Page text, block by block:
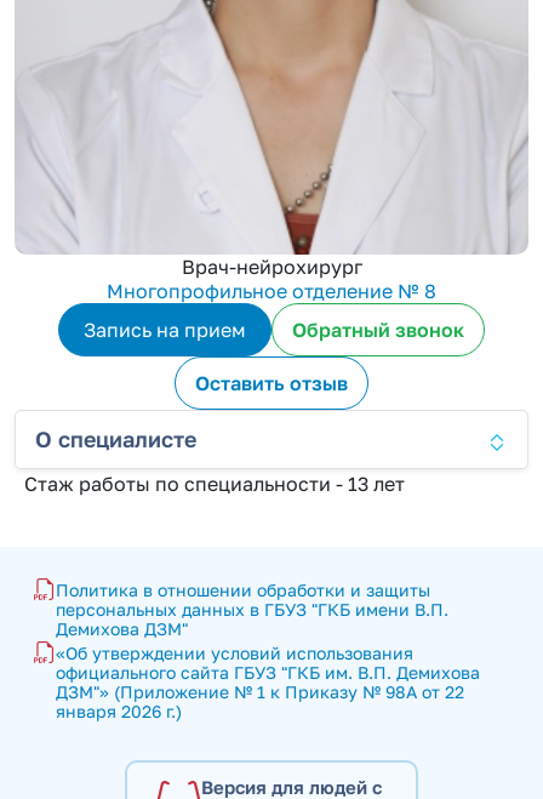
Врач-нейрохирург
Многопрофильное отделение № 8
Запись на прием
Обратный звонок
Оставить отзыв
О специалисте
Стаж работы по специальности - 13 лет
Политика в отношении обработки и защиты
персональных данных в ГБУЗ "ГКБ имени В.П.
Демихова ДЗМ"
«Об утверждении условий использования
официального сайта ГБУЗ "ГКБ им. В.П. Демихова
ДЗМ"» (Приложение № 1 к Приказу № 98А от 22
января 2026 г.)
Версия для людей с